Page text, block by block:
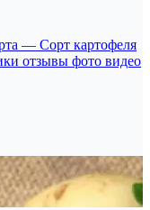
— Сорт картофеля
отзывы фото видео